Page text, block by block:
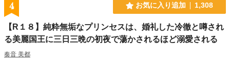
4 お気に入り追加 1,308
【R１８】純粋無垢なプリンセスは、婚礼した冷徹と噂され
る美麗国王に三日三晩の初夜で蕩かされるほど溺愛される
奏音 美都